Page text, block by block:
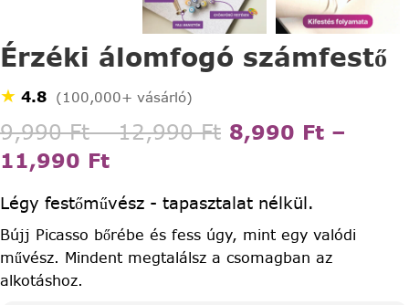
Érzéki álomfogó számfestő
★ 4.8 (100,000+ vásárló)
9,990Ft – 12,990Ft 8,990 Ft –
11,990 Ft
Légy festőművész - tapasztalat nélkül.
Bújj Picasso bőrébe és fess úgy, mint egy valódi
művész. Mindent megtalálsz a csomagban az
alkotáshoz.